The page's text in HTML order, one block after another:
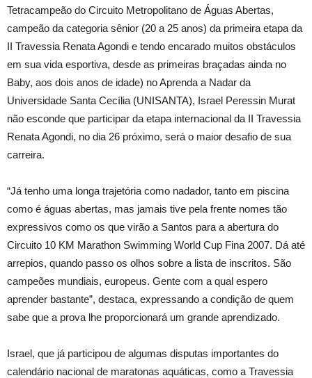
Tetracampeão do Circuito Metropolitano de Águas Abertas,
campeão da categoria sênior (20 a 25 anos) da primeira etapa da
II Travessia Renata Agondi e tendo encarado muitos obstáculos
em sua vida esportiva, desde as primeiras braçadas ainda no
Baby, aos dois anos de idade) no Aprenda a Nadar da
Universidade Santa Cecília (UNISANTA), Israel Peressin Murat
não esconde que participar da etapa internacional da II Travessia
Renata Agondi, no dia 26 próximo, será o maior desafio de sua
carreira.
“Já tenho uma longa trajetória como nadador, tanto em piscina
como é águas abertas, mas jamais tive pela frente nomes tão
expressivos como os que virão a Santos para a abertura do
Circuito 10 KM Marathon Swimming World Cup Fina 2007. Dá até
arrepios, quando passo os olhos sobre a lista de inscritos. São
campeões mundiais, europeus. Gente com a qual espero
aprender bastante”, destaca, expressando a condição de quem
sabe que a prova lhe proporcionará um grande aprendizado.
Israel, que já participou de algumas disputas importantes do
calendário nacional de maratonas aquáticas, como a Travessia